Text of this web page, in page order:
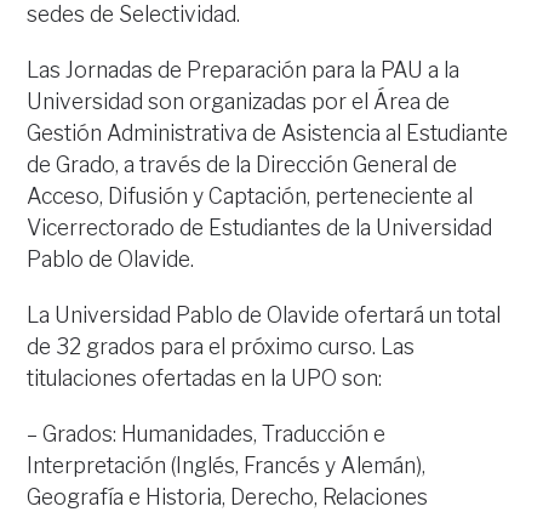
sedes de Selectividad.
Las Jornadas de Preparación para la PAU a la
Universidad son organizadas por el Área de
Gestión Administrativa de Asistencia al Estudiante
de Grado, a través de la Dirección General de
Acceso, Difusión y Captación, perteneciente al
Vicerrectorado de Estudiantes de la Universidad
Pablo de Olavide.
La Universidad Pablo de Olavide ofertará un total
de 32 grados para el próximo curso. Las
titulaciones ofertadas en la UPO son:
– Grados: Humanidades, Traducción e
Interpretación (Inglés, Francés y Alemán),
Geografía e Historia, Derecho, Relaciones